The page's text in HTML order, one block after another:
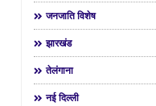
जनजाति विशेष
झारखंड
तेलंगाना
नई दिल्ली